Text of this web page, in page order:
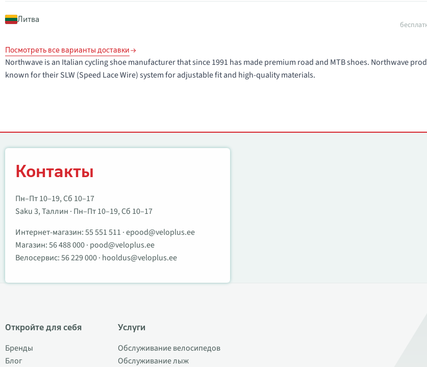
Литва
Посмотреть все варианты доставки
Northwave is an Italian cycling shoe manufacturer that since 1991 has made premium road and MTB shoes. Northwave
known for their SLW (Speed Lace Wire) system for adjustable fit and high-quality materials.
Контакты
Пн–Пт 10–19, Сб 10–17
Saku 3, Таллин · Пн–Пт 10–19, Сб 10–17
Интернет-магазин:55 551 511 ·epood@veloplus.ee
Магазин:56 488 000· pood@veloplus.ee
Велосервис:56 229 000· hooldus@veloplus.ee
Откройте для себя
Бренды
Блог
Услуги
Обслуживание велосипедов
Обслуживание лыж